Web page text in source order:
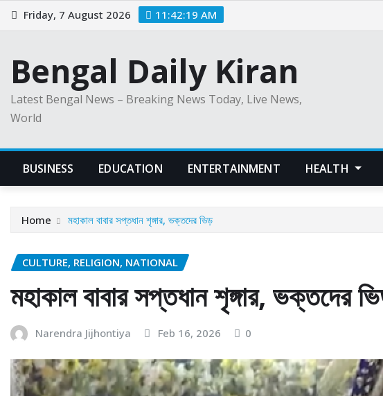
Skip
to
Friday, 7 August 2026 11:42:21 AM
Bengal Daily Kiran
Latest Bengal News – Breaking News Today, Live News,
World
BUSINESS EDUCATION ENTERTAINMENT HEALTH
Home মহাকাল বাবার সপ্তধান শৃঙ্গার, ভক্তদের ভিড়
CULTURE, RELIGION, NATIONAL
মহাকাল বাবার সপ্তধান শৃঙ্গার, ভক্তদের
Narendra Jijhontiya Feb 16, 2026 0